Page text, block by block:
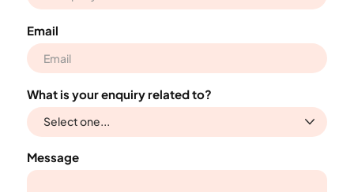
Email
What is your enquiry related to?
Message